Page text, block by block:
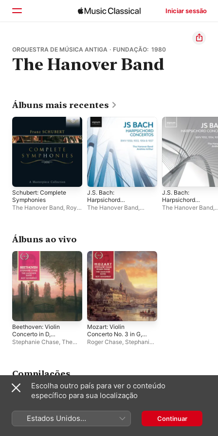
Iniciar sessão
Início
Explorar
ORQUESTRA DE MÚSICA ANTIGA · FUNDAÇÃO: 1980
The Hanover Band
Álbuns mais recentes
Schubert: Complete
Symphonies
The Hanover Band, Roy
J.S. Bach:
Harpsichord
Concertos
The Hanover Band,
J.S. Bach:
Harpsichord
Concertos, BWV
The Hanover Band,
Álbuns ao vivo
Beethoven: Violin
Concerto in D,
Romance No. 1 in G,
Stephanie Chase, The
Mozart: Violin
Concerto No. 3 in G,
Sinfonia Concertante
Roger Chase, Stephanie
Compilações
Escolha outro país para ver o conteúdo
específico para sua localização
Estados Unidos
(Português Brasil)
Continuar